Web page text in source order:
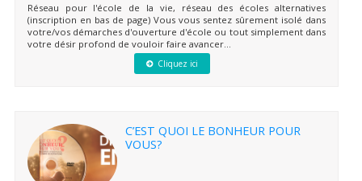
Réseau pour l'école de la vie, réseau des écoles alternatives
(inscription en bas de page) Vous vous sentez sûrement isolé dans
votre/vos démarches d'ouverture d'école ou tout simplement dans
votre désir profond de vouloir faire avancer...
Cliquez ici
C’EST QUOI LE BONHEUR POUR
VOUS?